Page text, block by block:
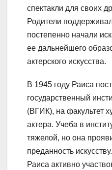
спектакли для своих
Родители
постепенно начали
ее дальнейшего
актерского искусства.
В 1945 году Раиса
государственный
(ВГИК), на факультет
актера. Учеба в
тяжелой, но она
преданность
Раиса активно